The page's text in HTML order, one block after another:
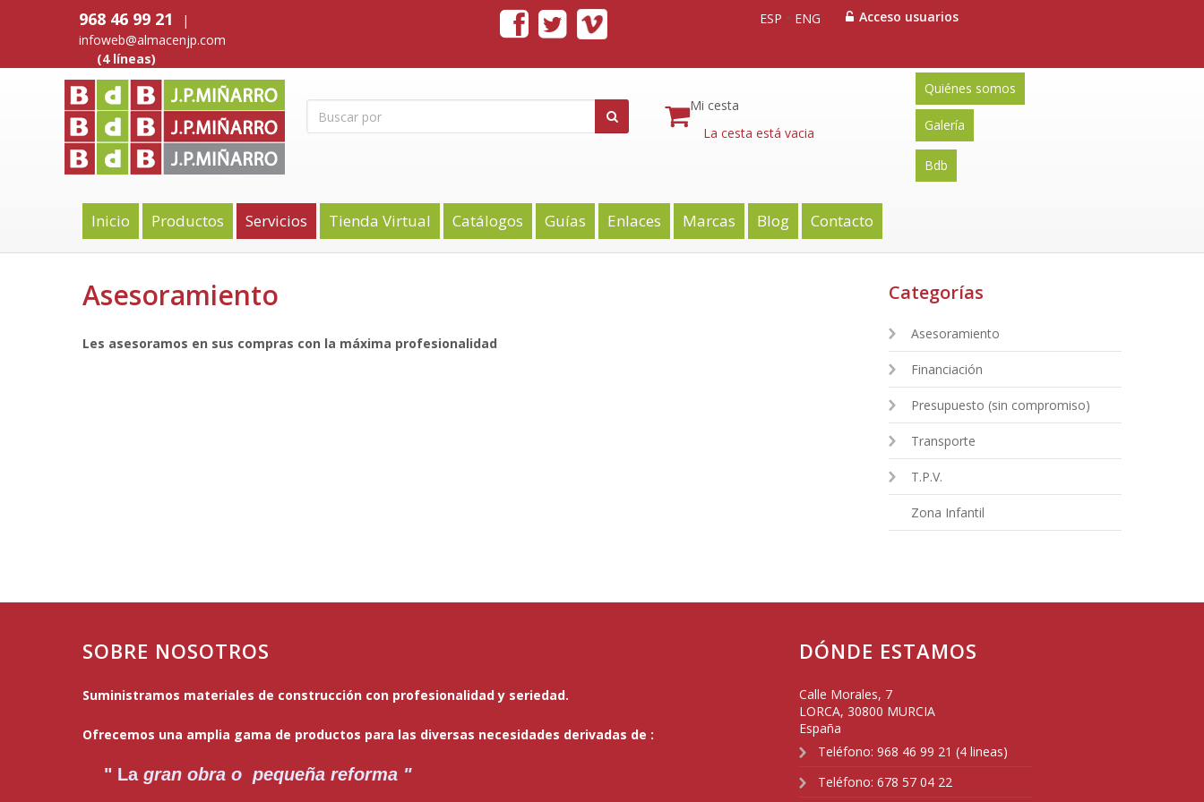
968 46 99 21
|
infoweb@almacenjp.com
(4 líneas)
Acceso usuarios
ESP ENG
Mi cesta
La cesta está vacia
Quiénes somos
Galería
Bdb
Inicio Productos Servicios Tienda Virtual Catálogos Guías Enlaces Marcas Blog Contacto
Asesoramiento
Les asesoramos en sus compras con la máxima profesionalidad
Categorías
Asesoramiento
Financiación
Presupuesto (sin compromiso)
Transporte
T.P.V.
Zona Infantil
SOBRE NOSOTROS
Suministramos materiales de construcción con profesionalidad y seriedad.
Ofrecemos una amplia gama de productos para las diversas necesidades derivadas de :
" La gran obra o pequeña reforma "
DÓNDE ESTAMOS
Calle Morales, 7
LORCA, 30800 MURCIA
España
Teléfono: 968 46 99 21 (4 lineas)
Teléfono: 678 57 04 22